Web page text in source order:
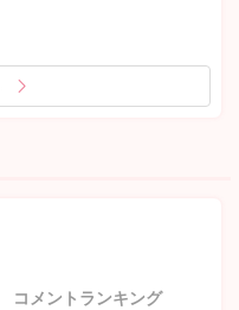
コメントランキング